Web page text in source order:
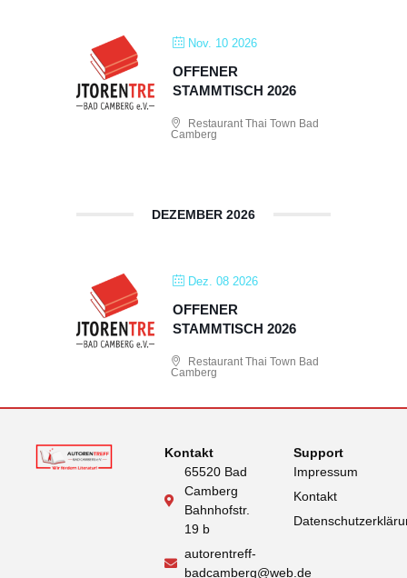
Nov. 10 2026
OFFENER
STAMMTISCH 2026
Restaurant Thai Town Bad
Camberg
DEZEMBER 2026
Dez. 08 2026
OFFENER
STAMMTISCH 2026
Restaurant Thai Town Bad
Camberg
Kontakt
65520 Bad
Camberg
Bahnhofstr.
19 b
autorentreff-
badcamberg@web.de
Support
Impressum
Kontakt